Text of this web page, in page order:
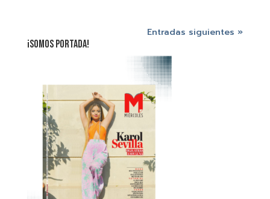
Entradas siguientes »
¡SOMOS PORTADA!